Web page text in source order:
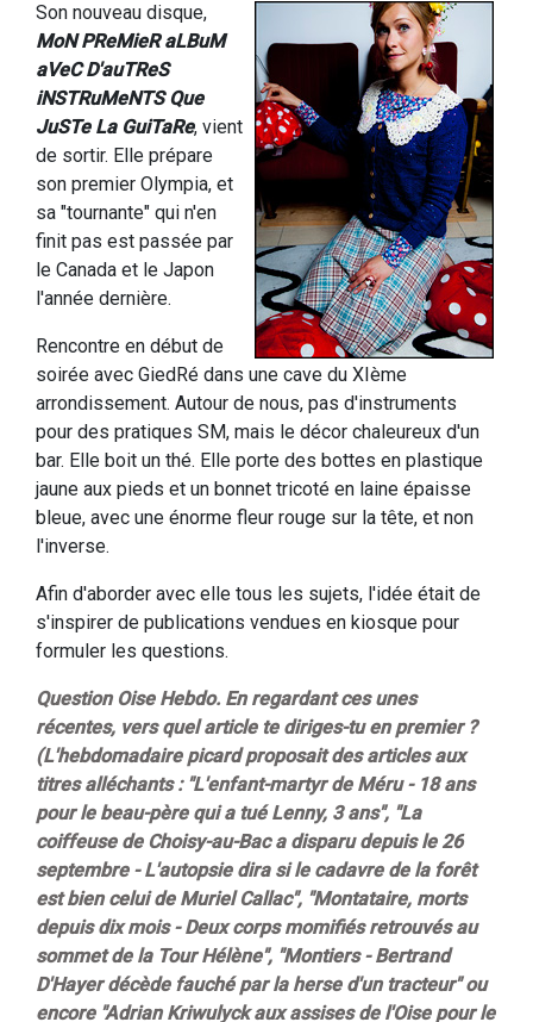
Son nouveau disque,
MoN PReMieR aLBuM
aVeC D'auTReS
iNSTRuMeNTS Que
JuSTe La GuiTaRe, vient
de sortir. Elle prépare
son premier Olympia, et
sa "tournante" qui n'en
finit pas est passée par
le Canada et le Japon
l'année dernière.
Rencontre en début de
soirée avec GiedRé dans une cave du XIème
arrondissement. Autour de nous, pas d'instruments
pour des pratiques SM, mais le décor chaleureux d'un
bar. Elle boit un thé. Elle porte des bottes en plastique
jaune aux pieds et un bonnet tricoté en laine épaisse
bleue, avec une énorme fleur rouge sur la tête, et non
l'inverse.
Afin d'aborder avec elle tous les sujets, l'idée était de
s'inspirer de publications vendues en kiosque pour
formuler les questions.
Question Oise Hebdo. En regardant ces unes
récentes, vers quel article te diriges-tu en premier ?
(L'hebdomadaire picard proposait des articles aux
titres alléchants : "L'enfant-martyr de Méru - 18 ans
pour le beau-père qui a tué Lenny, 3 ans", "La
coiffeuse de Choisy-au-Bac a disparu depuis le 26
septembre - L'autopsie dira si le cadavre de la forêt
est bien celui de Muriel Callac", "Montataire, morts
depuis dix mois - Deux corps momifiés retrouvés au
sommet de la Tour Hélène", "Montiers - Bertrand
D'Hayer décède fauché par la herse d'un tracteur" ou
encore "Adrian Kriwulyck aux assises de l'Oise pour le